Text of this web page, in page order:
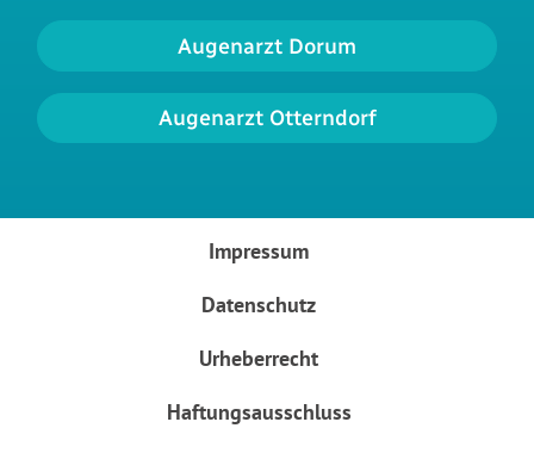
Augenarzt Dorum
Augenarzt Otterndorf
Impressum
Datenschutz
Urheberrecht
Haftungsausschluss